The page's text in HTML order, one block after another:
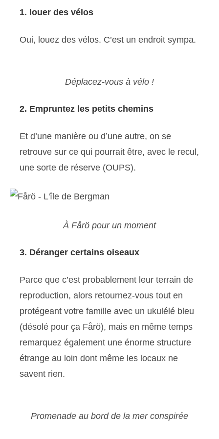
1. louer des vélos
Oui, louez des vélos. C’est un endroit sympa.
Déplacez-vous à vélo !
2. Empruntez les petits chemins
Et d’une manière ou d’une autre, on se
retrouve sur ce qui pourrait être, avec le recul,
une sorte de réserve (OUPS).
À Fårö pour un moment
3. Déranger certains oiseaux
Parce que c’est probablement leur terrain de
reproduction, alors retournez-vous tout en
protégeant votre famille avec un ukulélé bleu
(désolé pour ça Fårö), mais en même temps
remarquez également une énorme structure
étrange au loin dont même les locaux ne
savent rien.
Promenade au bord de la mer conspirée